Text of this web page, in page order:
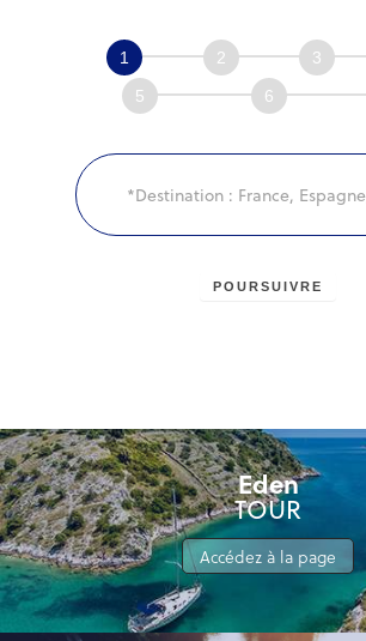
pas,
faites
en
ligne
POURSUIVRE
Eden
TOUR
Accédez à la page